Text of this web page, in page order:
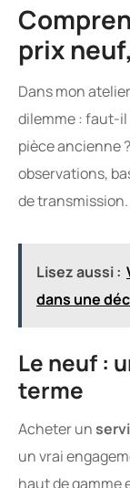
prix
Dans mon
dilemme : faut-il
pièce ancienne
observations,
de transmission.
Lisez aussi :
dans une
Le neuf :
terme
Acheter un
un vrai
haut de gamme